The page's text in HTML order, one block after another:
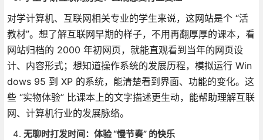
对学计算机、互联网相关专业的学生来说，这网站是个 “活
教材”。想了解互联网早期的样子，不用再翻厚厚的课本，看
网站归档的 2000 年初网页，就能直观看到当年的网页设
计、内容形式；想知道操作系统的发展历程，模拟运行 Win
dows 95 到 XP 的系统，能清楚看到界面、功能的变化。这
些 “实物体验” 比课本上的文字描述更生动，能帮助理解互联
网、计算机行业的发展脉络。
无聊时打发时间：体验 “慢节奏” 的快乐